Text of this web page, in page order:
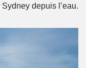
depuis l’eau.